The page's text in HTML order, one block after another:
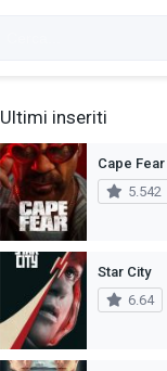
Ultimi inseriti
Cape Fear
5.542
Star City
6.64